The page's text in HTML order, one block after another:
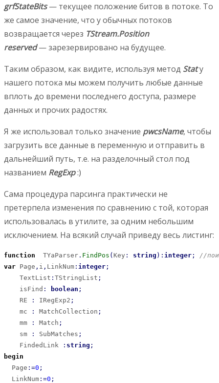
grfStateBits— текущее положение битов в потоке. То
же самое значение, что у обычных потоков
возвращается через TStream.Position
reserved— зарезервировано на будущее.
Таким образом, как видите, используя метод Statу
нашего потока мы можем получить любые данные
вплоть до времени последнего доступа, размере
данных и прочих радостях.
Я же использовал только значение pwcsName, чтобы
загрузить все данные в переменную и отправить в
дальнейший путь, т.е. на разделочный стол под
названием RegExp:)
Сама процедура парсинга практически не
претерпела изменения по сравнению с той, которая
использовалась в утилите, за одним небольшим
исключением. На всякий случай приведу весь листинг:
function TYaParser . FindPos ( Key : string ) : integer ;
//
var Page , i , LinkNum : integer ;
    TextList
: TStringList ;
    isFind
: boolean ;
    RE
: IRegExp2 ;
    mc
: MatchCollection ;
    mm
: Match ;
    sm
: SubMatches ;
    FindedLink
: string ;
begin
  Page
: =0 ;
  LinkNum
: =0 ;